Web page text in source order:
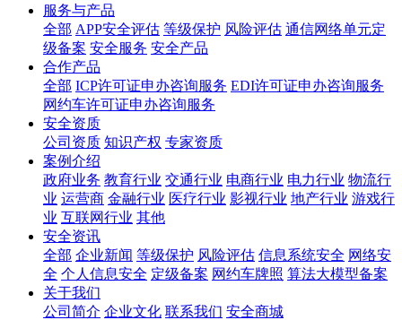
服务与产品
全部 APP安全评估 等级保护 风险评估 通信网络单元定
级备案 安全服务 安全产品
合作产品
全部 ICP许可证申办咨询服务 EDI许可证申办咨询服务
网约车许可证申办咨询服务
安全资质
公司资质 知识产权 专家资质
案例介绍
政府业务 教育行业 交通行业 电商行业 电力行业 物流行
业 运营商 金融行业 医疗行业 影视行业 地产行业 游戏行
业 互联网行业 其他
安全资讯
全部 企业新闻 等级保护 风险评估 信息系统安全 网络安
全 个人信息安全 定级备案 网约车牌照 算法大模型备案
关于我们
公司简介 企业文化 联系我们 安全商城